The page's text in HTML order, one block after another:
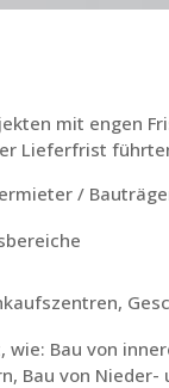
mit engen
Lieferfrist
/
Bau von
Bau von